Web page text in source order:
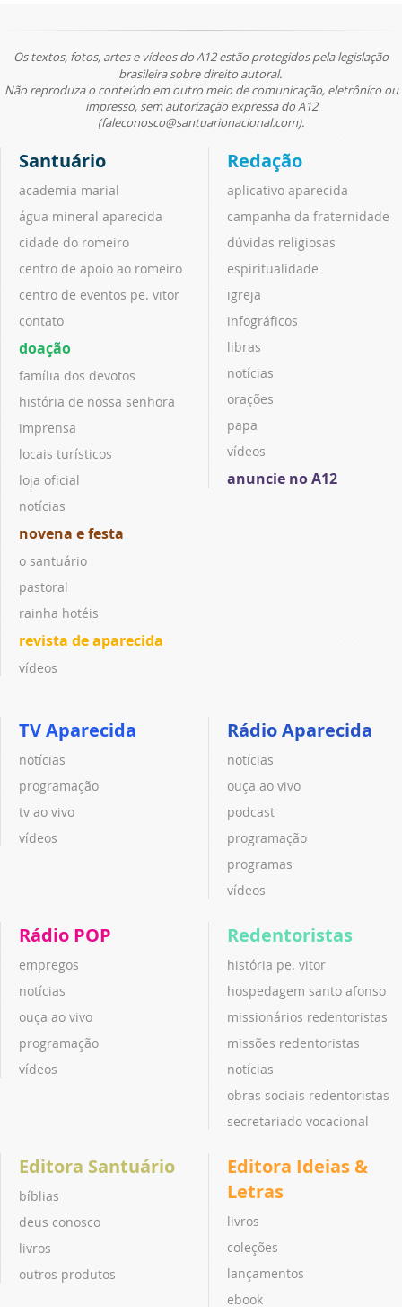
Os textos, fotos, artes e vídeos do A12 estão protegidos pela legislação
brasileira sobre direito autoral.
Não reproduza o conteúdo em outro meio de comunicação, eletrônico ou
impresso, sem autorização expressa do A12
(faleconosco@santuarionacional.com).
Santuário
academia marial
água mineral aparecida
cidade do romeiro
centro de apoio ao romeiro
centro de eventos pe. vitor
contato
doação
família dos devotos
história de nossa senhora
imprensa
locais turísticos
loja oficial
notícias
novena e festa
o santuário
pastoral
rainha hotéis
revista de aparecida
vídeos
Redação
aplicativo aparecida
campanha da fraternidade
dúvidas religiosas
espiritualidade
igreja
infográficos
libras
notícias
orações
papa
vídeos
anuncie no A12
TV Aparecida
notícias
programação
tv ao vivo
vídeos
Rádio Aparecida
notícias
ouça ao vivo
podcast
programação
programas
vídeos
Rádio POP
empregos
notícias
ouça ao vivo
programação
vídeos
Redentoristas
história pe. vitor
hospedagem santo afonso
missionários redentoristas
missões redentoristas
notícias
obras sociais redentoristas
secretariado vocacional
Editora Santuário
bíblias
deus conosco
livros
outros produtos
Editora Ideias &
Letras
livros
coleções
lançamentos
ebook